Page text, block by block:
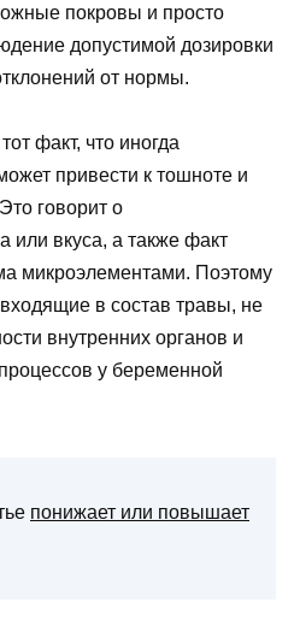
покровы и просто
допустимой дозировки
от нормы.
факт, что иногда
привести к тошноте и
говорит о
или вкуса, а также факт
микроэлементами. Поэтому
в состав травы, не
внутренних органов и
у беременной
понижает или повышает